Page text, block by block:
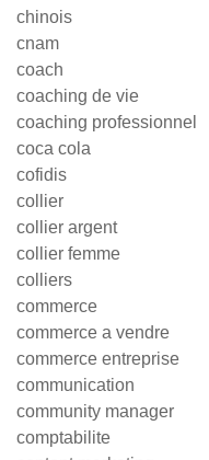
chinois
cnam
coach
coaching de vie
coaching professionnel
coca cola
cofidis
collier
collier argent
collier femme
colliers
commerce
commerce a vendre
commerce entreprise
communication
community manager
comptabilite